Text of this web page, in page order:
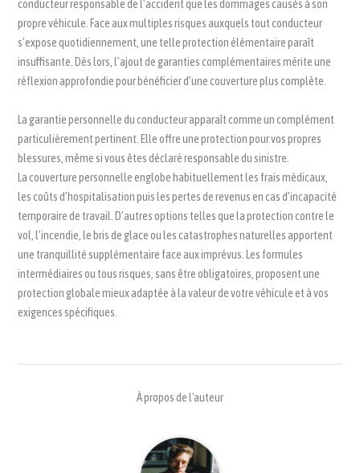
conducteur responsable de l’accident que les dommages causés à son
propre véhicule. Face aux multiples risques auxquels tout conducteur
s’expose quotidiennement, une telle protection élémentaire paraît
insuffisante. Dès lors, l’ajout de garanties complémentaires mérite une
réflexion approfondie pour bénéficier d’une couverture plus complète.
La garantie personnelle du conducteur apparaît comme un complément
particulièrement pertinent. Elle offre une protection pour vos propres
blessures, même si vous êtes déclaré responsable du sinistre.
La couverture personnelle englobe habituellement les frais médicaux,
les coûts d’hospitalisation puis les pertes de revenus en cas d’incapacité
temporaire de travail. D’autres options telles que la protection contre le
vol, l’incendie, le bris de glace ou les catastrophes naturelles apportent
une tranquillité supplémentaire face aux imprévus. Les formules
intermédiaires ou tous risques, sans être obligatoires, proposent une
protection globale mieux adaptée à la valeur de votre véhicule et à vos
exigences spécifiques.
À propos de l'auteur